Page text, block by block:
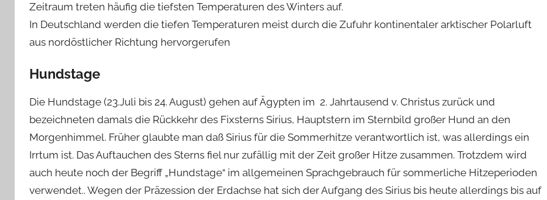
Zeitraum treten häufig die tiefsten Temperaturen des Winters auf.
In Deutschland werden die tiefen Temperaturen meist durch die Zufuhr kontinentaler arktischer Polarluft
aus nordöstlicher Richtung hervorgerufen
Hundstage
Die Hundstage (23.Juli bis 24. August) gehen auf Ägypten im 2. Jahrtausend v. Christus zurück und
bezeichneten damals die Rückkehr des Fixsterns Sirius, Hauptstern im Sternbild großer Hund an den
Morgenhimmel. Früher glaubte man daß Sirius für die Sommerhitze verantwortlich ist, was allerdings ein
Irrtum ist. Das Auftauchen des Sterns fiel nur zufällig mit der Zeit großer Hitze zusammen. Trotzdem wird
auch heute noch der Begriff „Hundstage“ im allgemeinen Sprachgebrauch für sommerliche Hitzeperioden
verwendet.. Wegen der Präzession der Erdachse hat sich der Aufgang des Sirius bis heute allerdings bis auf